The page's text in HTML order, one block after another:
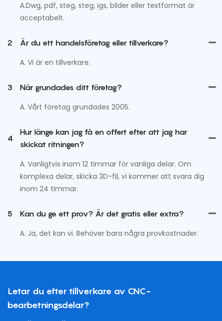
A.Dwg, pdf, steg, steg, igs, bilder eller textformat är
acceptabelt.
2
Är du ett handelsföretag eller tillverkare?
A. Vi är en tillverkare.
3
När grundades ditt företag?
A. Vårt företag grundades 2005.
4
Hur länge kan jag få en offert efter att jag har
skickat ritningen?
A. Vanligtvis inom 12 timmar för vanliga delar. Om
komplexa delar, skicka 3D-fil, vi kommer att svara dig
inom 24 timmar.
5
Kan du ge ett prov? Är det gratis eller extra?
A. Ja, det kan vi. Behöver bara några provkostnader.
Letar du efter tillverkare av CNC-
bearbetningsdelar?